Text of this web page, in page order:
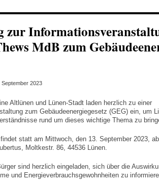
zur
MdB zum
September 2023
Altlünen und Lünen-Stadt laden herzlich zu einer
zum Gebäudeenergiegesetz (GEG) ein, um
rund um dieses wichtige Thema zu
statt am Mittwoch, den 13. September 2023,
Moltkestr. 86, 44536 Lünen.
sind herzlich eingeladen, sich über die
und Energieverbrauchsgewohnheiten zu